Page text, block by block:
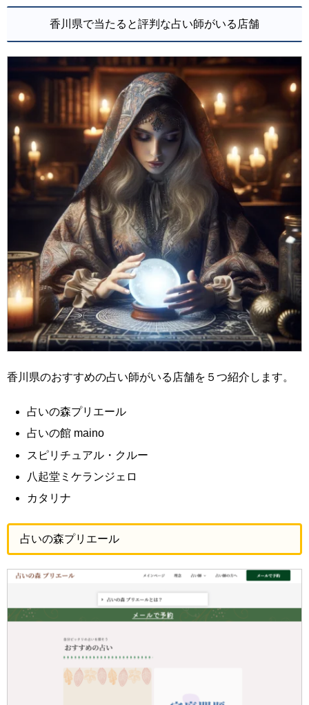
香川県で当たると評判な占い師がいる店舗
香川県のおすすめの占い師がいる店舗を５つ紹介します。
占いの森プリエール
占いの館 maino
スピリチュアル・クルー
八起堂ミケランジェロ
カタリナ
占いの森プリエール